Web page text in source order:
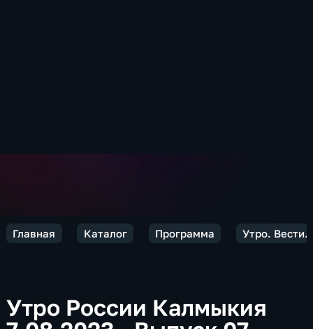
Главная Каталог Программа Утро.
Утро России Калмыкия